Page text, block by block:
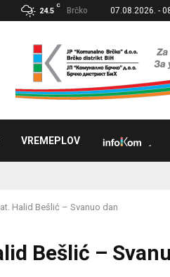
24.5
C
Brčko 07.08.2026. -
VREMEPLOV
Halid Bešlić – Svanuo dan
Bešlić –